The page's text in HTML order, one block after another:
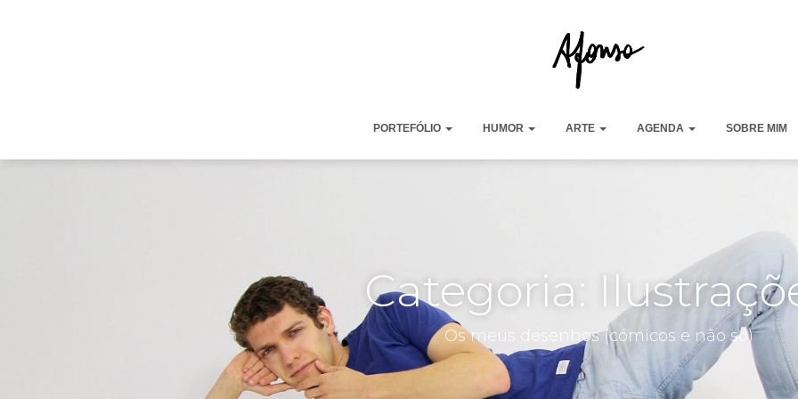
PORTEFÓLIO HUMOR ARTE AGENDA SOBRE MIM
Categoria:
Os meus desenhos (cómicos e não só)